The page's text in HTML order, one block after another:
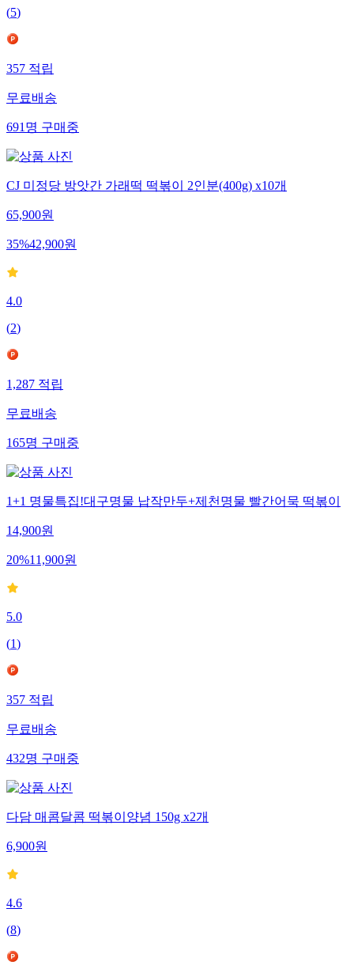
(5)
357적립
무료배송
691명구매중
CJ 미정당 방앗간 가래떡 떡볶이 2인분(400g) x10개
65,900원
35%42,900원
4.0
(2)
1,287적립
무료배송
165명구매중
1+1 명물특집!대구명물 납작만두+제천명물 빨간어묵 떡볶이
14,900원
20%11,900원
5.0
(1)
357적립
무료배송
432명구매중
다담 매콤달콤 떡볶이양념 150g x2개
6,900원
4.6
(8)